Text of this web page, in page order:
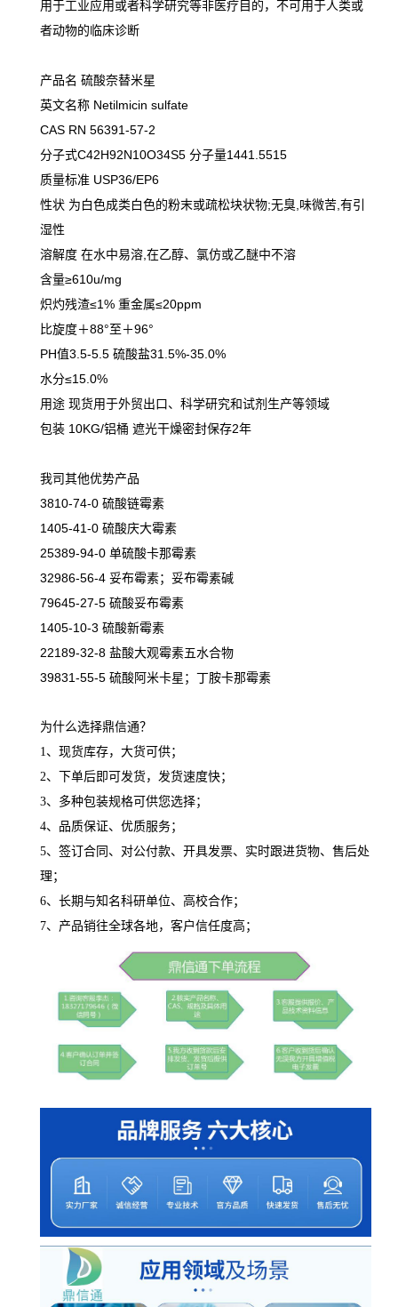
用于工业应用或者科学研究等非医疗目的，不可用于人类或
者动物的临床诊断
产品名 硫酸奈替米星
英文名称 Netilmicin sulfate
CAS RN 56391-57-2
分子式C42H92N10O34S5 分子量1441.5515
质量标准 USP36/EP6
性状 为白色成类白色的粉末或疏松块状物;无臭,味微苦,有引
湿性
溶解度 在水中易溶,在乙醇、氯仿或乙醚中不溶
含量≥610u/mg
炽灼残渣≤1% 重金属≤20ppm
比旋度＋88°至＋96°
PH值3.5-5.5 硫酸盐31.5%-35.0%
水分≤15.0%
用途 现货用于外贸出口、科学研究和试剂生产等领域
包装 10KG/铝桶 遮光干燥密封保存2年
我司其他优势产品
3810-74-0 硫酸链霉素
1405-41-0 硫酸庆大霉素
25389-94-0 单硫酸卡那霉素
32986-56-4 妥布霉素；妥布霉素碱
79645-27-5 硫酸妥布霉素
1405-10-3 硫酸新霉素
22189-32-8 盐酸大观霉素五水合物
39831-55-5 硫酸阿米卡星；丁胺卡那霉素
为什么选择鼎信通？
1、现货库存，大货可供；
2、下单后即可发货，发货速度快；
3、多种包装规格可供您选择；
4、品质保证、优质服务；
5、签订合同、对公付款、开具发票、实时跟进货物、售后处
理；
6、长期与知名科研单位、高校合作；
7、产品销往全球各地，客户信任度高；